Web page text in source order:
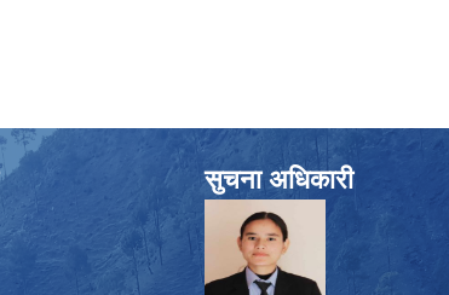
सुचना अधिकारी